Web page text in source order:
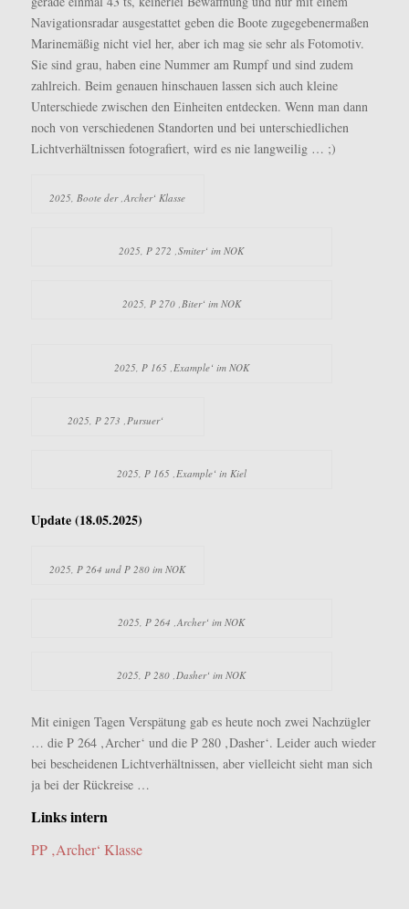
Navigationsradar ausgestattet geben die Boote zugegebenermaßen
Marinemäßig nicht viel her, aber ich mag sie sehr als Fotomotiv.
Sie sind grau, haben eine Nummer am Rumpf und sind zudem
zahlreich. Beim genauen hinschauen lassen sich auch kleine
Unterschiede zwischen den Einheiten entdecken. Wenn man dann
noch von verschiedenen Standorten und bei unterschiedlichen
Lichtverhältnissen fotografiert, wird es nie langweilig … ;)
2025, Boote der ‚Archer‘ Klasse
2025, P 272 ‚Smiter‘ im NOK
2025, P 270 ‚Biter‘ im NOK
2025, P 165 ‚Example‘ im NOK
2025, P 273 ‚Pursuer‘
2025, P 165 ‚Example‘ in Kiel
Update (18.05.2025)
2025, P 264 und P 280 im NOK
2025, P 264 ‚Archer‘ im NOK
2025, P 280 ‚Dasher‘ im NOK
Mit einigen Tagen Verspätung gab es heute noch zwei Nachzügler
… die P 264 ‚Archer‘ und die P 280 ‚Dasher‘. Leider auch wieder
bei bescheidenen Lichtverhältnissen, aber vielleicht sieht man sich
ja bei der Rückreise …
Links intern
PP ‚Archer‘ Klasse